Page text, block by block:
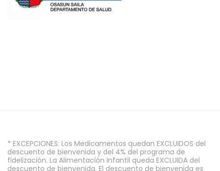
* EXCEPCIONES: Los Medicamentos quedan EXCLUIDOS del
descuento de bienvenida y del 4% del programa de
fidelización. La Alimentación Infantil queda EXCLUIDA del
descuento de bienvenida. El descuento de bienvenida es